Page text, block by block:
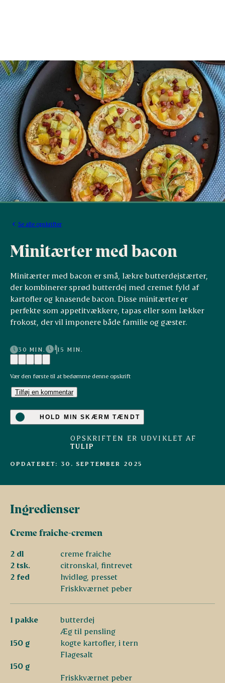
Se alle opskrifter
Minitærter med bacon
Minitærter med bacon er små, lækre butterdejstærter,
der kombinerer sprød butterdej med cremet fyld af
kartofler og knasende bacon. Disse minitærter er
perfekte som appetitvækkere, tapas eller som lækker
frokost, der vil imponere både familie og gæster.
30 MIN. 15 MIN.
Vær den første til at bedømme denne opskrift
Tilføj en kommentar
HOLD MIN SKÆRM TÆNDT
OPSKRIFTEN ER UDVIKLET AF
TULIP
OPDATERET: 30. SEPTEMBER 2025
Ingredienser
Creme fraiche-cremen
2 dl
creme fraiche
2 tsk.
citronskal, fintrevet
2 fed
hvidløg, presset
Friskkværnet peber
1 pakke
butterdej
Æg til pensling
150 g
kogte kartofler, i tern
Flagesalt
150 g
Friskkværnet peber